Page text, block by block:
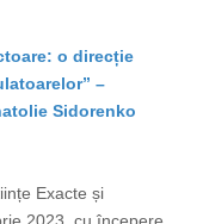
o direcție
–
Sidorenko
Exacte și